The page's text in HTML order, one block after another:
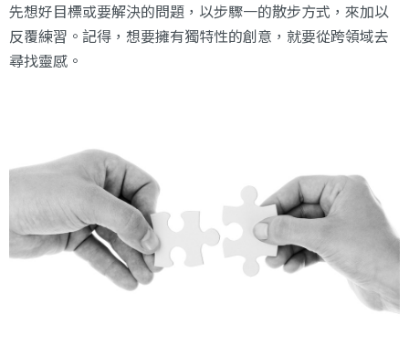
先想好目標或要解決的問題，以步驟一的散步方式，來加以
反覆練習。記得，想要擁有獨特性的創意，就要從跨領域去
尋找靈感。